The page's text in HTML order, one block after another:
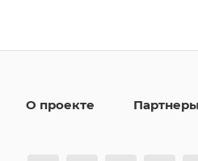
О проекте Партнеры